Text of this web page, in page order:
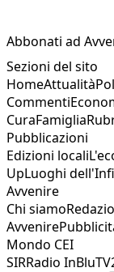
Abbonati ad
Sezioni del sito
HomeAttualità
Commenti
CuraFamiglia
Pubblicazioni
Edizioni locali
UpLuoghi
Avvenire
Chi siamo
Avvenire
Mondo CEI
SIRRadio InBlu